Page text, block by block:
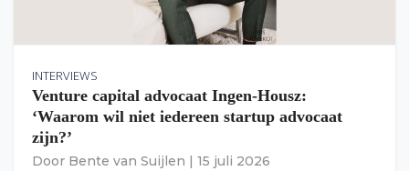
INTERVIEWS
Venture capital advocaat Ingen-Housz:
‘Waarom wil niet iedereen startup advocaat
zijn?’
Door Bente van Suijlen 15 juli 2026